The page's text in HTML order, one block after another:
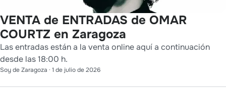
VENTA de ENTRADAS de OMAR
COURTZ en Zaragoza
Las entradas están a la venta online aquí a continuación
desde las 18:00 h.
Soy de Zaragoza · 1 de julio de 2026